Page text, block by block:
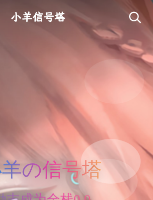
小羊信号塔
の信号塔